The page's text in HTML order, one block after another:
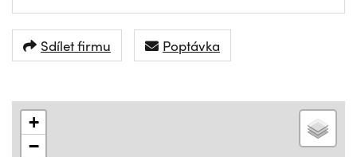
Sdílet firmu Poptávka
+
−